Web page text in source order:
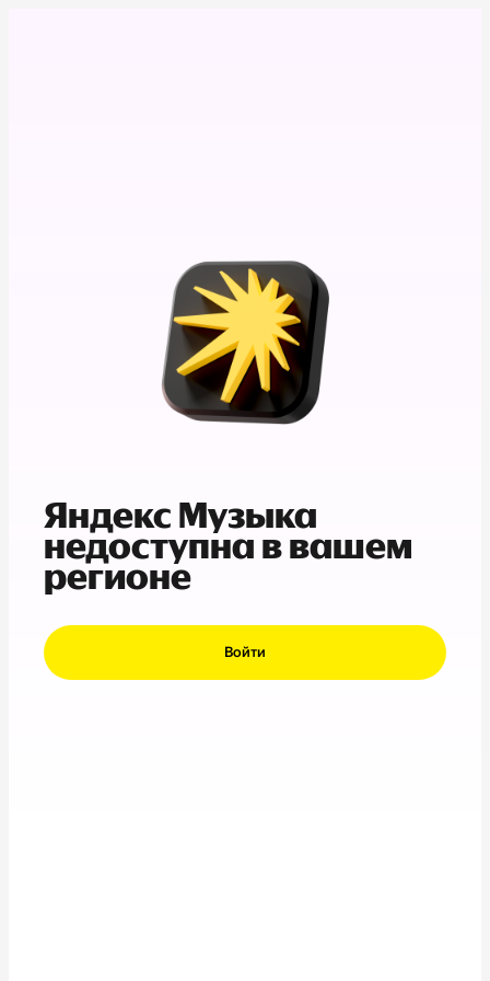
Яндекс Музыка
недоступна в вашем
регионе
Войти